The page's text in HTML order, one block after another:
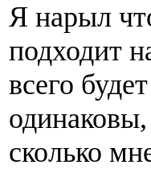
Я нарыл
подходит
всего
сколько